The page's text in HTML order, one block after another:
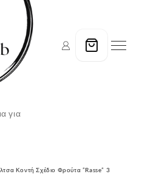
για
Κοντή Σχέδιο Φρούτα ”Rasse” 3